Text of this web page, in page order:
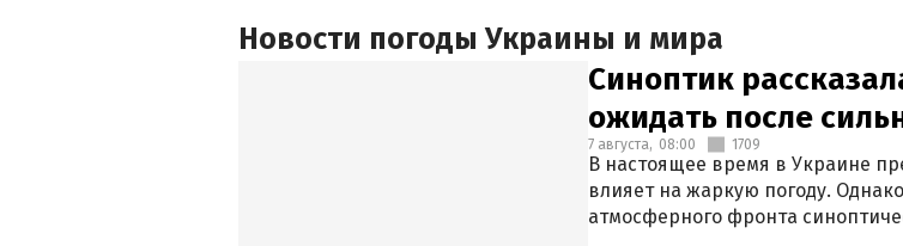
Новости погоды Украины и мира
Синоптик
ожидать после
7 августа, 08:00 1709
В настоящее время в Украине
влияет на жаркую погоду.
атмосферного фронта